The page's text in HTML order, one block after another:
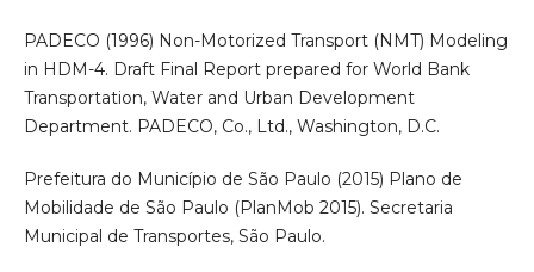
PADECO (1996) Non-Motorized Transport (NMT) Modeling
in HDM-4. Draft Final Report prepared for World Bank
Transportation, Water and Urban Development
Department. PADECO, Co., Ltd., Washington, D.C.
Prefeitura do Município de São Paulo (2015) Plano de
Mobilidade de São Paulo (PlanMob 2015). Secretaria
Municipal de Transportes, São Paulo.